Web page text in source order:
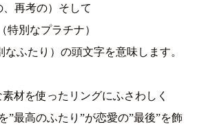
、再考の）そして
特別なプラチナ）
なふたり）の頭文字を意味します。
材を使ったリングにふさわしく
”最高のふたり”が恋愛の”最後”を飾